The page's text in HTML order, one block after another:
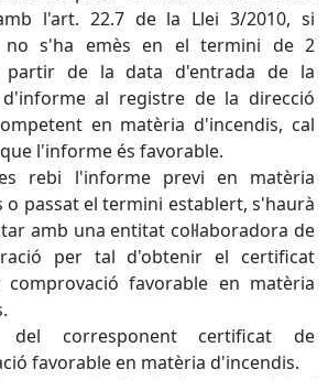
l'art. 22.7 de la Llei 3/2010, si
no s'ha emès en el termini de 2
partir de la data d'entrada de la
d'informe al registre de la direcció
en matèria d'incendis, cal
l'informe és favorable.
rebi l'informe previ en matèria
o passat el termini establert, s'haurà
amb una entitat col·laboradora de
per tal d'obtenir el certificat
comprovació favorable en matèria
del corresponent certificat de
favorable en matèria d'incendis.